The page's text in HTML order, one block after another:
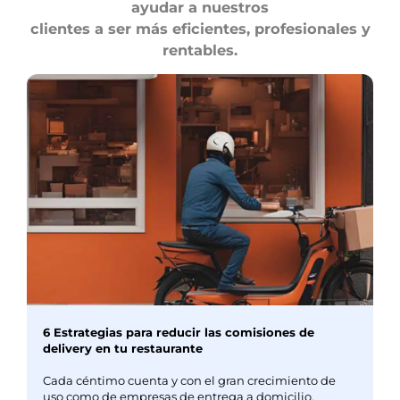
ayudar a nuestros
clientes a ser más eficientes, profesionales y
rentables.
6 Estrategias para reducir las comisiones de
delivery en tu restaurante
Cada céntimo cuenta y con el gran crecimiento de
uso como de empresas de entrega a domicilio,